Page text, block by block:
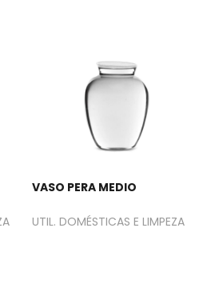
VASO PERA MEDIO
UTIL. DOMÉSTICAS E LIMPEZA